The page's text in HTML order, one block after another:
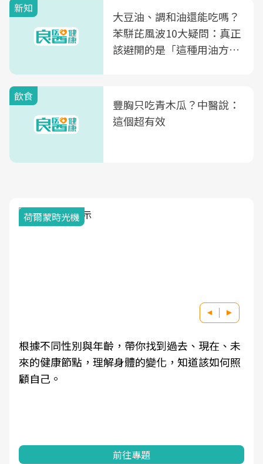
新知
大豆油、調和油還能吃嗎？
苯駢芘風波10大疑問：真正
該避開的是「這種用油方
飲食
豐胸只吃青木瓜？中醫說：
這個超有效
荷爾蒙時光機
根據不同性別與年齡，帶你找到過去、現在、未
來的健康節點，理解身體的變化，知道該如何照
顧自己。
前往專題